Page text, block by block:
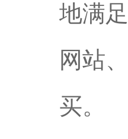
地满
网站
买。